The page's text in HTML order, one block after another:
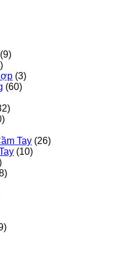
(9)
(3)
(60)
Tay (26)
(10)